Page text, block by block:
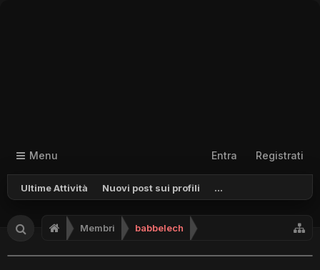
Menu
Ultime Attività Nuovi post sui profili ...
Entra Registrati
Membri babbelech